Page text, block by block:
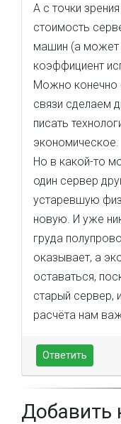
А с точки
стоимость
машин (а может
коэффициент
Можно конечно
связи сделаем
писать
экономическое.
Но в какой-то
один сервер
устаревшую
новую. И уже
груда
оказывает, а
оставаться,
старый сервер,
расчёта нам
Ответить
Добавить